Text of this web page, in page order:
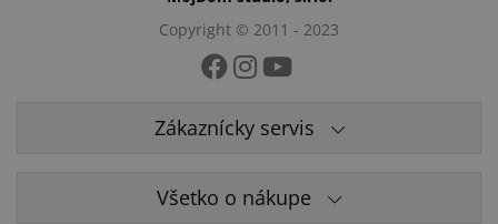
Copyright © 2011 - 2023
Zákaznícky servis
Všetko o nákupe